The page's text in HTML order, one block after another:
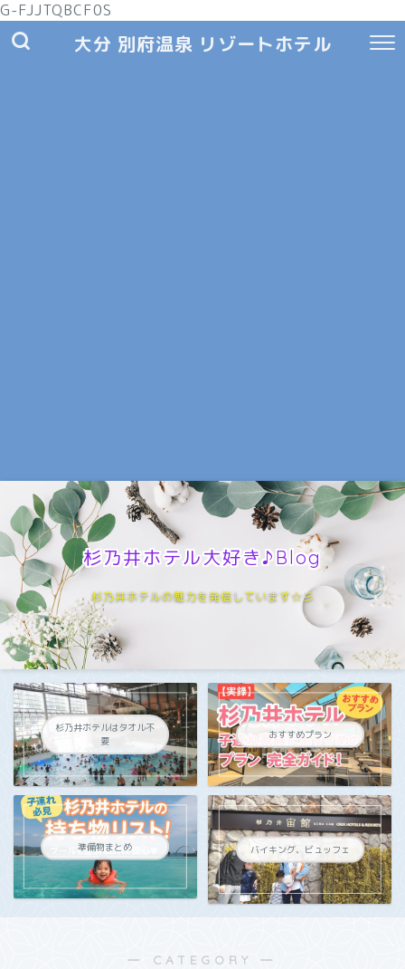
G-FJJTQBCF0S
大分 別府温泉 リゾートホテル
杉乃井ホテル大好き♪Blog
杉乃井ホテルの魅力を発信しています☆彡
杉乃井ホテルはタオル不
要
おすすめプラン
準備物まとめ バイキング、ビュッフェ
― CATEGORY ―